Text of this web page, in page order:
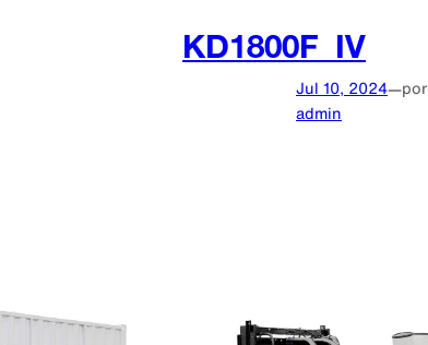
KD1800F_IV
Jul 10, 2024—por
admin